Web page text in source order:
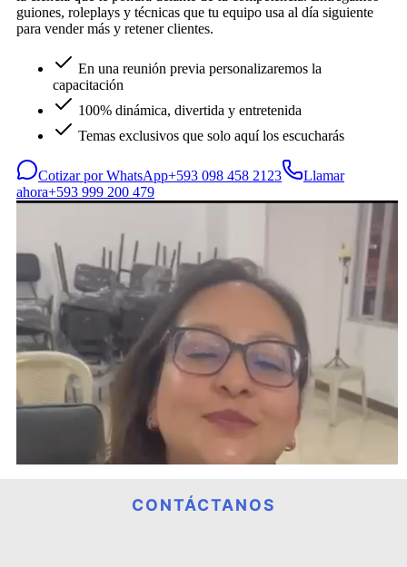
CONTÁCTANOS